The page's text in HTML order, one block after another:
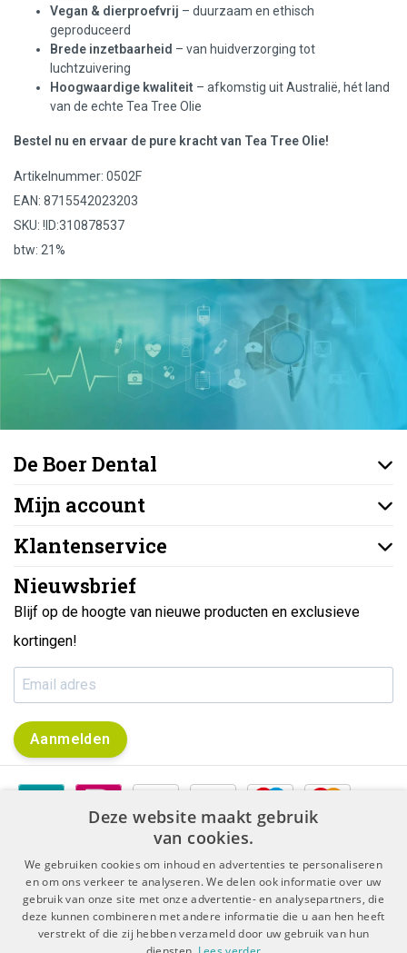
Vegan & dierproefvrij – duurzaam en ethisch
geproduceerd
Brede inzetbaarheid – van huidverzorging tot
luchtzuivering
Hoogwaardige kwaliteit – afkomstig uit Australië, hét land
van de echte Tea Tree Olie
Bestel nu en ervaar de pure kracht van Tea Tree Olie!
Artikelnummer: 0502F
EAN: 8715542023203
SKU: !ID:310878537
btw: 21%
De Boer Dental
Mijn account
Klantenservice
Nieuwsbrief
Blijf op de hoogte van nieuwe producten en exclusieve
kortingen!
Aanmelden
Algemene voorwaarden | Disclaimer & Privacy Protocol |
Sitemap | RSS Feed
Deze website maakt gebruik
van cookies.
We gebruiken cookies om inhoud en advertenties te personaliseren
en om ons verkeer te analyseren. We delen ook informatie over uw
gebruik van onze site met onze advertentie- en analysepartners, die
deze kunnen combineren met andere informatie die u aan hen heeft
verstrekt of die zij hebben verzameld door uw gebruik van hun